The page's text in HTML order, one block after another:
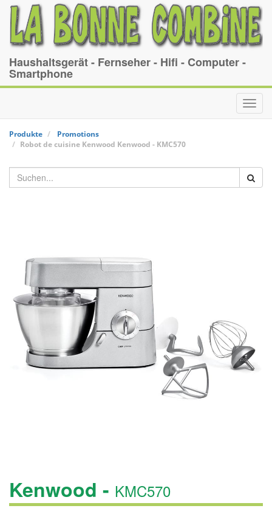
Haushaltsgerät - Fernseher - Hifi - Computer -
Smartphone
Produkte
Promotions
Robot de cuisine Kenwood Kenwood - KMC570
Kenwood - KMC570